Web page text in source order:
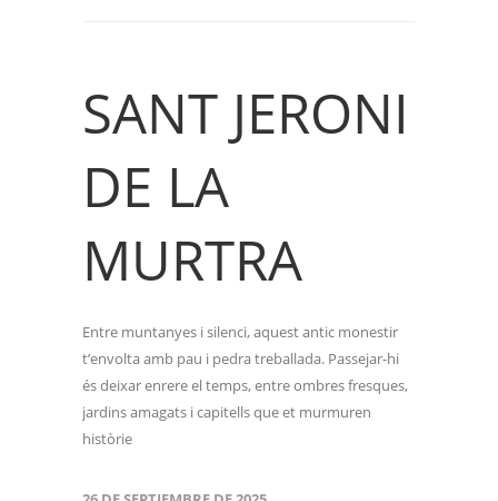
SANT JERONI
DE LA
MURTRA
Entre muntanyes i silenci, aquest antic monestir
t’envolta amb pau i pedra treballada. Passejar-hi
és deixar enrere el temps, entre ombres fresques,
jardins amagats i capitells que et murmuren
històrie